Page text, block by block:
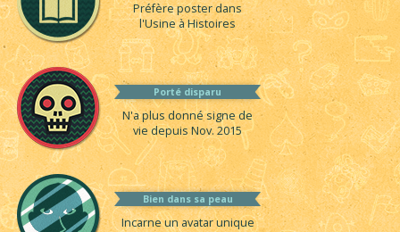
Préfère poster dans
l'Usine à Histoires
Porté disparu
N'a plus donné signe de
vie depuis Nov. 2015
Bien dans sa peau
Incarne un avatar unique